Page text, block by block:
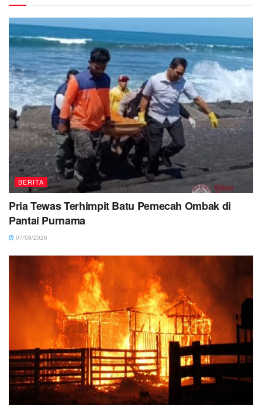
BERITA
Pria Tewas Terhimpit Batu Pemecah Ombak di
Pantai Purnama
07/08/2026